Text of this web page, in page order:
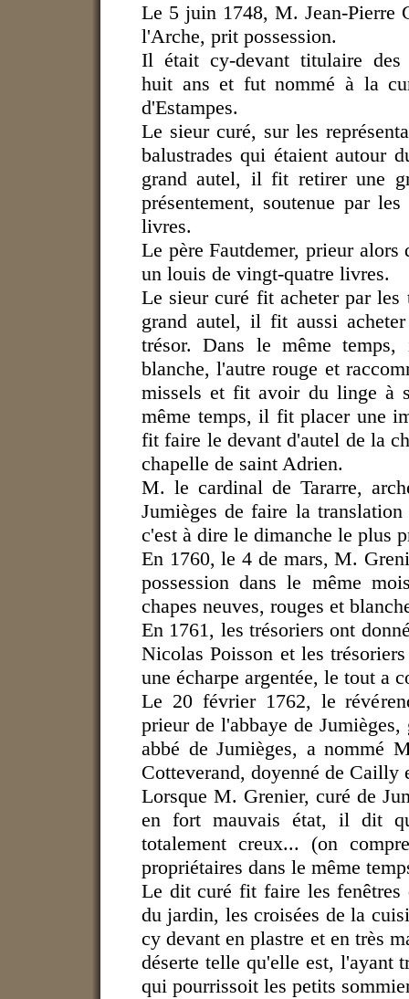
Le 5 juin 1748, M. Jean-Pierre
l'Arche, prit possession.
Il était cy-devant titulaire
huit ans et fut nommé à la
d'Estampes.
Le sieur curé, sur les
balustrades qui étaient autour
grand autel, il fit retirer une
présentement, soutenue par
livres.
Le père Fautdemer, prieur
un louis de vingt-quatre livres.
Le sieur curé fit acheter par
grand autel, il fit aussi
trésor. Dans le même
blanche, l'autre rouge et
missels et fit avoir du linge à
même temps, il fit placer une
fit faire le devant d'autel de la
chapelle de saint Adrien.
M. le cardinal de Tararre,
Jumièges de faire la
c'est à dire le dimanche le plus
En 1760, le 4 de mars, M.
possession dans le même
chapes neuves, rouges et
En 1761, les trésoriers ont
Nicolas Poisson et les
une écharpe argentée, le tout a
Le 20 février 1762, le
prieur de l'abbaye de
abbé de Jumièges, a nommé
Cotteverand, doyenné de Cailly
Lorsque M. Grenier, curé de
en fort mauvais état, il dit
totalement creux... (on
propriétaires dans le même
Le dit curé fit faire les fenêtres
du jardin, les croisées de la
cy devant en plastre et en très
déserte telle qu'elle est, l'ayant
qui pourrissoit les petits